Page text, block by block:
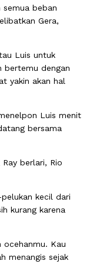
semua beban
Gera,
Luis untuk
bertemu dengan
yakin akan hal
Luis menit
bersama
berlari, Rio
kecil dari
kurang karena
ocehanmu. Kau
menangis sejak